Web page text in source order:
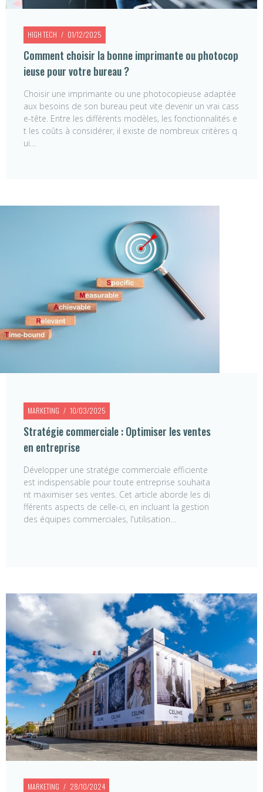
HIGH TECH 01/12/2025
Comment choisir la bonne imprimante ou photocop
ieuse pour votre bureau ?
Choisir une imprimante ou une photocopieuse adaptée
aux besoins de son bureau peut vite devenir un vrai cass
e-tête. Entre les différents modèles, les fonctionnalités e
t les coûts à considérer, il existe de nombreux critères q
ui…
MARKETING 10/03/2025
Stratégie commerciale : Optimiser les ventes
en entreprise
Développer une stratégie commerciale efficiente
est indispensable pour toute entreprise souhaita
nt maximiser ses ventes. Cet article aborde les di
fférents aspects de celle-ci, en incluant la gestion
des équipes commerciales, l'utilisation…
MARKETING 28/10/2024